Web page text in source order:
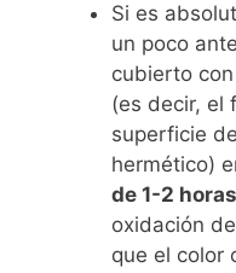
Si es
un poco
cubierto con
(es decir, el
superficie
hermético)
de 1-2 horas
oxidación
que el color